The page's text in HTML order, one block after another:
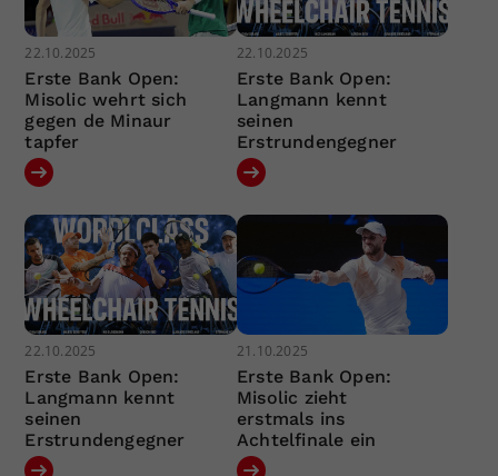
22.10.2025
Erste Bank Open:
Misolic wehrt sich
gegen de Minaur
tapfer
22.10.2025
Erste Bank Open:
Langmann kennt
seinen
Erstrundengegner
22.10.2025
Erste Bank Open:
Langmann kennt
seinen
Erstrundengegner
21.10.2025
Erste Bank Open:
Misolic zieht
erstmals ins
Achtelfinale ein